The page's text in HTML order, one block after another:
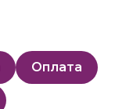
Оплата